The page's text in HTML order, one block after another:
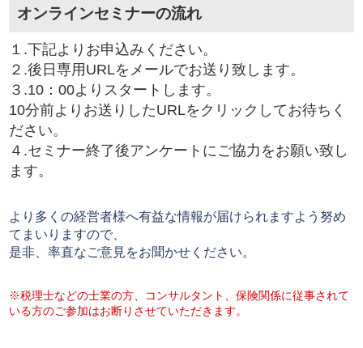
オンラインセミナーの流れ
１.下記よりお申込みください。
２.後日専用URLをメールでお送り致します。
３.10：00よりスタートします。
10分前よりお送りしたURLをクリックしてお待ちく
ださい。
４.セミナー終了後アンケートにご協力をお願い致し
ます。
より多くの経営者様へ有益な情報が届けられますよう努め
てまいりますので、
是非、率直なご意見をお聞かせください。
※税理士などの士業の方、コンサルタント、保険関係に従事されて
いる方のご参加はお断りさせていただきます。